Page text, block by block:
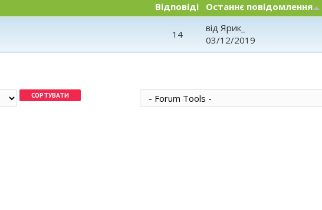
Відповіді
Останнє повідомлення
14
від Ярик_
03/12/2019